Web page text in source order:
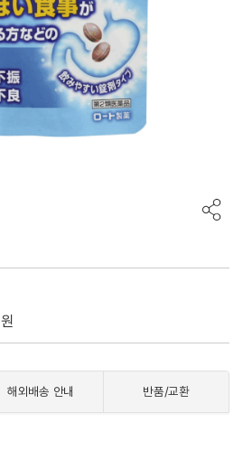
원
해외배송 안내 반품/교환